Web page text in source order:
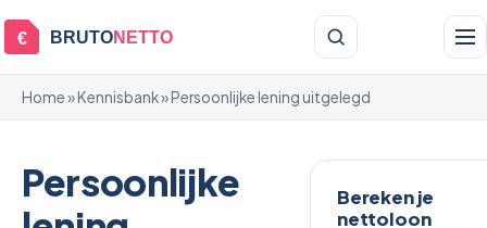
€ BRUTONETTO
Home»Kennisbank» Persoonlijke lening uitgelegd
Persoonlijke
Bereken je
nettoloon